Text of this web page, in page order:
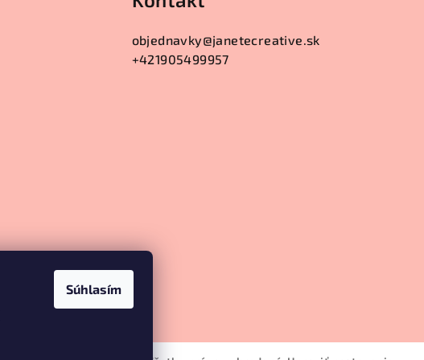
Súhlasím
objednavky@janetecreative.sk
+421905499957